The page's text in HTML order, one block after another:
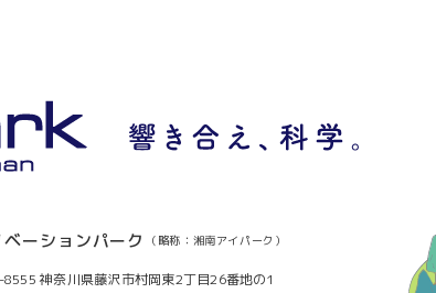
ーションパーク （略称：湘南アイパーク）
神奈川県藤沢市村岡東2丁目26番地の1